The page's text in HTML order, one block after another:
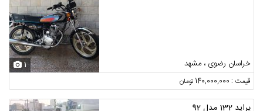
خراسان رضوی ، مشهد 1
قیمت : 140,000,000 تومان